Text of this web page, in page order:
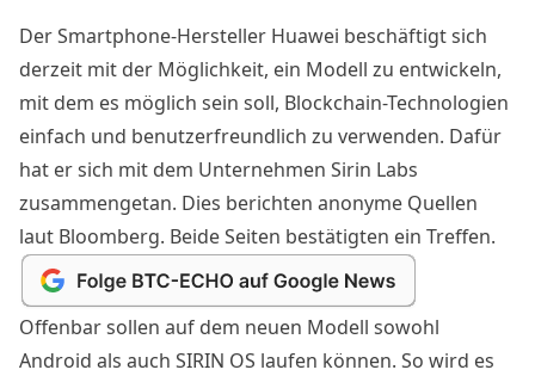
Der Smartphone-Hersteller Huawei beschäftigt sich
derzeit mit der Möglichkeit, ein Modell zu entwickeln,
mit dem es möglich sein soll, Blockchain-Technologien
einfach und benutzerfreundlich zu verwenden. Dafür
hat er sich mit dem Unternehmen Sirin Labs
zusammengetan. Dies berichten anonyme Quellen
laut Bloomberg. Beide Seiten bestätigten ein Treffen.
Offenbar sollen auf dem neuen Modell sowohl
Android als auch SIRIN OS laufen können. So wird es